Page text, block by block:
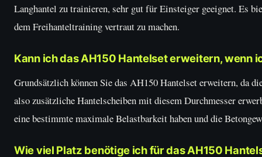
Langhantel zu trainieren, sehr gut für Einsteiger geeignet. Es
dem Freihanteltraining vertraut zu machen.
Kann ich das AH150 Hantelset erweitern, wenn
Grundsätzlich können Sie das AH150 Hantelset erweitern, da
also zusätzliche Hantelscheiben mit diesem Durchmesser
eine bestimmte maximale Belastbarkeit haben und die
Wie viel Platz benötige ich für das AH150